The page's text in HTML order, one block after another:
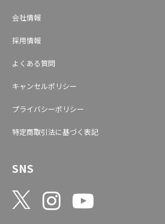
会社情報
採用情報
よくある質問
キャンセルポリシー
プライバシーポリシー
特定商取引法に基づく表記
SNS